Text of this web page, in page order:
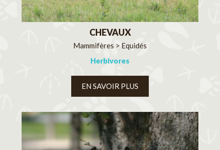
CHEVAUX
Mammifères > Equidés
Herbivores
EN SAVOIR PLUS